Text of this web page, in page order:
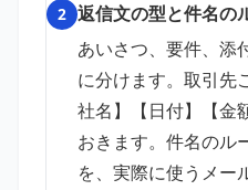
2 返信文の型と件名の
あいさつ、要件、添
に分けます。取引先
社名】【日付】【金
おきます。件名のル
を、実際に使うメー